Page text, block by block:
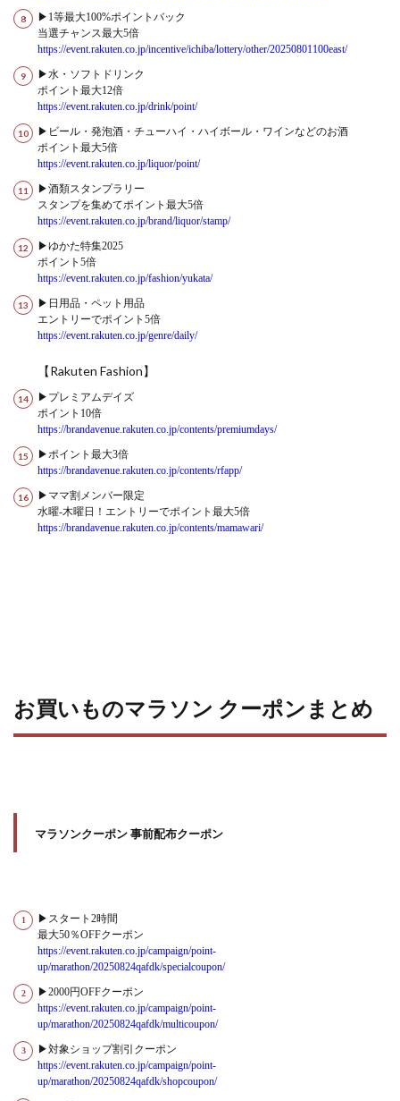
▶1等最大100%ポイントバック
当選チャンス最大5倍
https://event.rakuten.co.jp/incentive/ichiba/lottery/other/20250801100east/
▶水・ソフトドリンク
ポイント最大12倍
https://event.rakuten.co.jp/drink/point/
▶ビール・発泡酒・チューハイ・ハイボール・ワインなどのお酒
ポイント最大5倍
https://event.rakuten.co.jp/liquor/point/
▶酒類スタンプラリー
スタンプを集めてポイント最大5倍
https://event.rakuten.co.jp/brand/liquor/stamp/
▶ゆかた特集2025
ポイント5倍
https://event.rakuten.co.jp/fashion/yukata/
▶日用品・ペット用品
エントリーでポイント5倍
https://event.rakuten.co.jp/genre/daily/
【Rakuten Fashion】
▶プレミアムデイズ
ポイント10倍
https://brandavenue.rakuten.co.jp/contents/premiumdays/
▶ポイント最大3倍
https://brandavenue.rakuten.co.jp/contents/rfapp/
▶ママ割メンバー限定
水曜-木曜日！エントリーでポイント最大5倍
https://brandavenue.rakuten.co.jp/contents/mamawari/
お買いものマラソン クーポンまとめ
マラソンクーポン 事前配布クーポン
▶スタート2時間
最大50％OFFクーポン
https://event.rakuten.co.jp/campaign/point-
up/marathon/20250824qafdk/specialcoupon/
▶2000円OFFクーポン
https://event.rakuten.co.jp/campaign/point-
up/marathon/20250824qafdk/multicoupon/
▶対象ショップ割引クーポン
https://event.rakuten.co.jp/campaign/point-
up/marathon/20250824qafdk/shopcoupon/